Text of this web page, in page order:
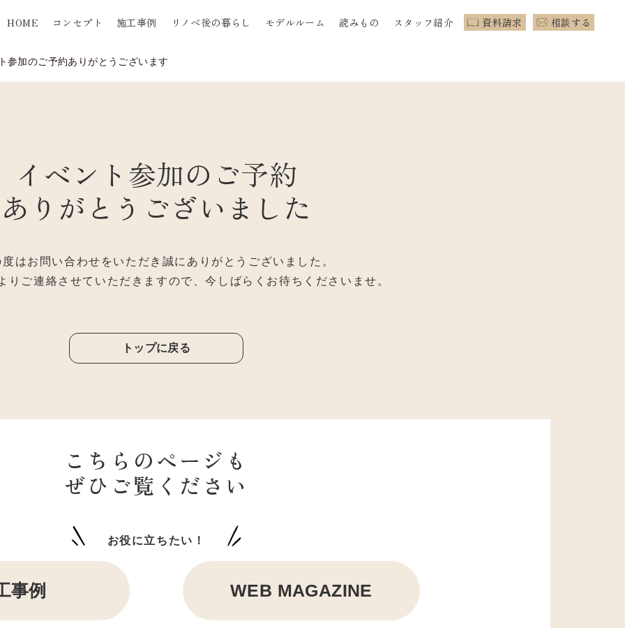
HOME コンセプト 施工事例 リノベ後の暮らし モデルルーム 読みもの スタッフ紹介 資料請求 相談する
参加のご予約ありがとうございます
イベント参加のご予約
ありがとうございました
度はお問い合わせをいただき誠にありがとうございました。
りご連絡させていただきますので、今しばらくお待ちくださいませ。
トップに戻る
こちらのページも
ぜひご覧ください
お役に立ちたい！
事例 WEB MAGAZINE